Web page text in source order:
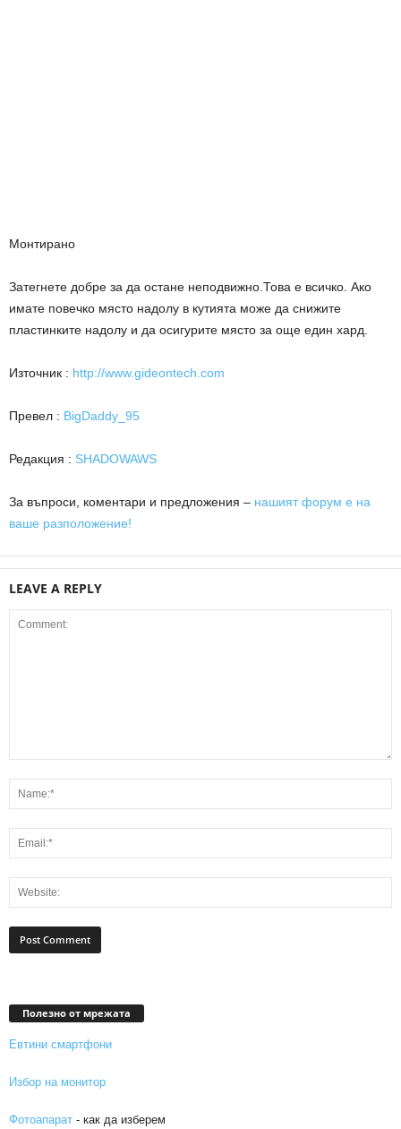
Монтирано
Затегнете добре за да остане неподвижно.Това е всичко. Ако
имате повечко място надолу в кутията може да снижите
пластинките надолу и да осигурите място за още един хард.
Източник : http://www.gideontech.com
Превел : BigDaddy_95
Редакция : SHADOWAWS
За въпроси, коментари и предложения – нашият форум е на
ваше разположение!
LEAVE A REPLY
Полезно от мрежата
Евтини смартфони
Избор на монитор
Фотоапарат - как да изберем